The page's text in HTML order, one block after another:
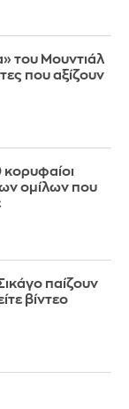
του Μουντιάλ
που αξίζουν
κορυφαίοι
ομίλων που
παίζουν
βίντεο